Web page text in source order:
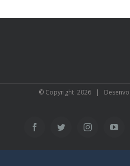
© Copyright 2026 |
FacebookTwitter Instagram